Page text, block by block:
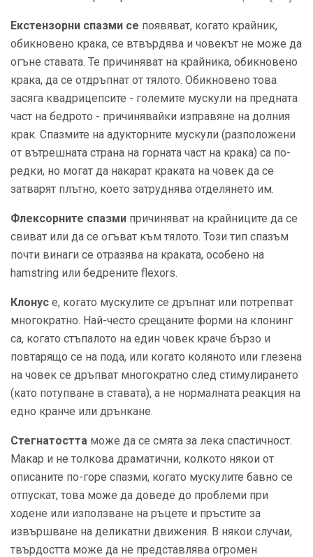
Екстензорни спазми се появяват, когато крайник,
обикновено крака, се втвърдява и човекът не може да
огъне ставата. Те причиняват на крайника, обикновено
крака, да се отдръпнат от тялото. Обикновено това
засяга квадрицепсите - големите мускули на предната
част на бедрото - причинявайки изправяне на долния
крак. Спазмите на адукторните мускули (разположени
от вътрешната страна на горната част на крака) са по-
редки, но могат да накарат краката на човек да се
затварят плътно, което затруднява отделянето им.
Флексорните спазми причиняват на крайниците да се
свиват или да се огъват към тялото. Този тип спазъм
почти винаги се отразява на краката, особено на
hamstring или бедрените flexors.
Клонус е, когато мускулите се дръпнат или потрепват
многократно. Най-често срещаните форми на клонинг
са, когато стъпалото на един човек краче бързо и
повтарящо се на пода, или когато коляното или глезена
на човек се дръпват многократно след стимулирането
(като потупване в ставата), а не нормалната реакция на
едно кранче или дрънкане.
Стегнатостта може да се смята за лека спастичност.
Макар и не толкова драматични, колкото някои от
описаните по-горе спазми, когато мускулите бавно се
отпускат, това може да доведе до проблеми при
ходене или използване на ръцете и пръстите за
извършване на деликатни движения. В някои случаи,
твърдостта може да не представлява огромен